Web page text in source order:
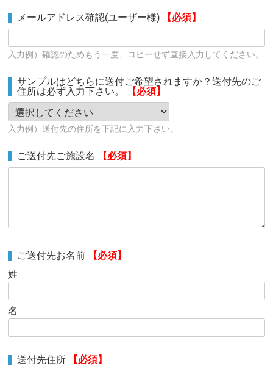
メールアドレス確認(ユーザー様) 【必須】
入力例）確認のためもう一度、コピーせず直接入力してください。
サンプルはどちらに送付ご希望されますか？送付先のご
住所は必ず入力下さい。
【必須】
入力例）送付先の住所を下記に入力下さい。
ご送付先ご施設名 【必須】
ご送付先お名前
【必須】
姓
名
送付先住所 【必須】